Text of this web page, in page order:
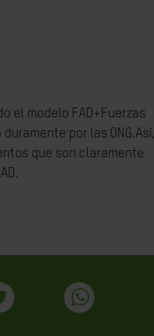
el modelo FAD+Fuerzas
por las ONG.Así,
que son claramente